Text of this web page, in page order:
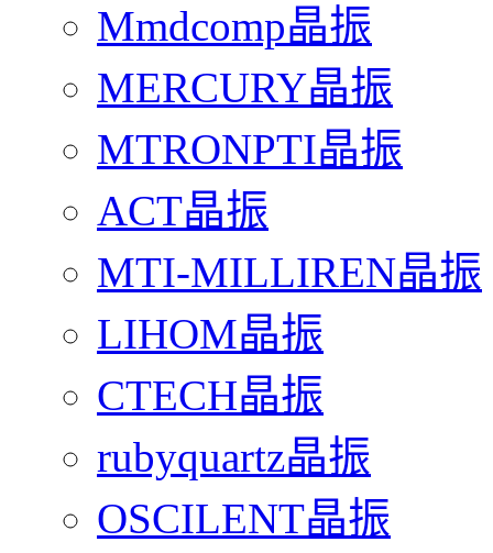
Mmdcomp晶振
MERCURY晶振
MTRONPTI晶振
ACT晶振
MTI-MILLIREN晶振
LIHOM晶振
CTECH晶振
rubyquartz晶振
OSCILENT晶振